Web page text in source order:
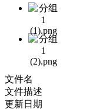
文件名
文件描述
更新日期